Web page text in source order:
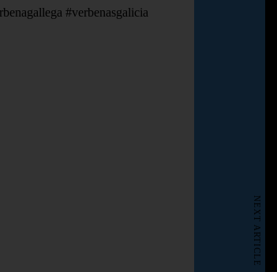
#verbenasgalicia
NEXT ARTICLE